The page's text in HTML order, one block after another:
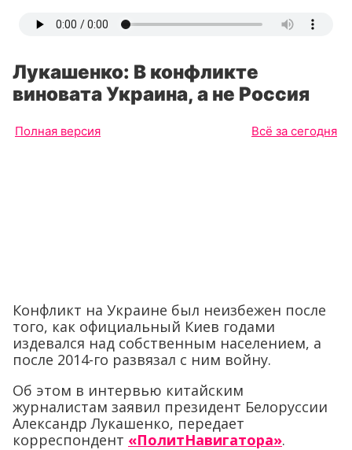
Лукашенко: В конфликте
виновата Украина, а не Россия
Полная версия Всё за сегодня
Конфликт на Украине был неизбежен после
того, как официальный Киев годами
издевался над собственным населением, а
после 2014-го развязал с ним войну.
Об этом в интервью китайским
журналистам заявил президент Белоруссии
Александр Лукашенко, передает
корреспондент «ПолитНавигатора».